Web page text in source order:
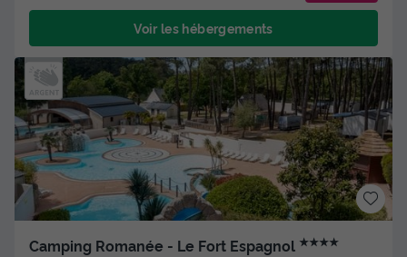
Voir les hébergements
Camping Romanée - Le Fort Espagnol ★★★★